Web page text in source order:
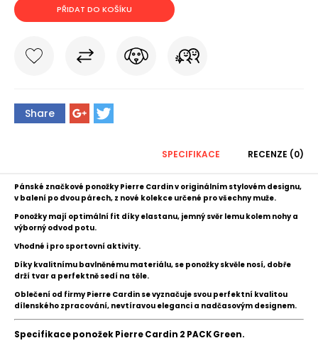
PŘIDAT DO KOŠÍKU
Share
SPECIFIKACE RECENZE (0)
Pánské značkové ponožky Pierre Cardin v originálním stylovém designu,
v balení po dvou párech, z nové kolekce určené pro všechny muže.
Ponožky mají optimální fit díky elastanu, jemný svěr lemu kolem nohy a
výborný odvod potu.
Vhodné i pro sportovní aktivity.
Díky kvalitnímu bavlněnému materiálu, se ponožky skvěle nosí, dobře
drží tvar a perfektně sedí na těle.
Oblečení od firmy Pierre Cardin se vyznačuje svou perfektní kvalitou
dílenského zpracování, nevtíravou eleganci a nadčasovým designem.
Specifikace ponožek Pierre Cardin 2 PACK Green.